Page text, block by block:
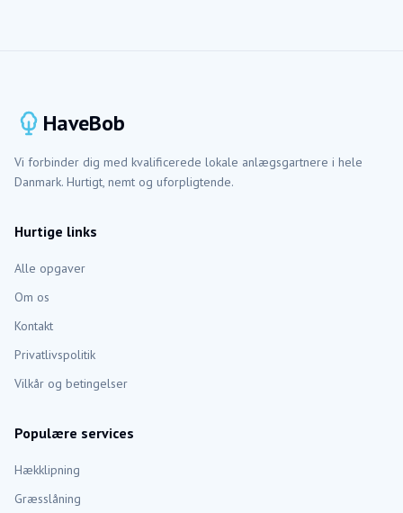
HaveBob
Vi forbinder dig med kvalificerede lokale anlægsgartnere i hele
Danmark. Hurtigt, nemt og uforpligtende.
Hurtige links
Alle opgaver
Om os
Kontakt
Privatlivspolitik
Vilkår og betingelser
Populære services
Hækklipning
Græsslåning